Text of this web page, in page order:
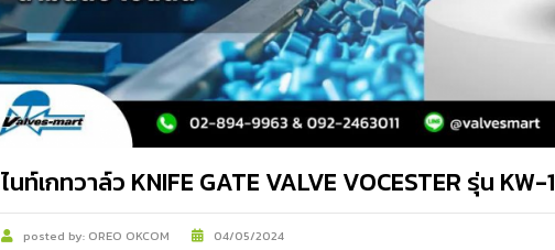
ไนท์เกทวาล์ว KNIFE GATE VALVE VOCESTER รุ่น KW-1
posted by: OREO OKCOM 04/05/2024